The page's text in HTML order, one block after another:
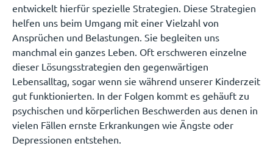
entwickelt hierfür spezielle Strategien. Diese Strategien
helfen uns beim Umgang mit einer Vielzahl von
Ansprüchen und Belastungen. Sie begleiten uns
manchmal ein ganzes Leben. Oft erschweren einzelne
dieser Lösungsstrategien den gegenwärtigen
Lebensalltag, sogar wenn sie während unserer Kinderzeit
gut funktionierten. In der Folgen kommt es gehäuft zu
psychischen und körperlichen Beschwerden aus denen in
vielen Fällen ernste Erkrankungen wie Ängste oder
Depressionen entstehen.